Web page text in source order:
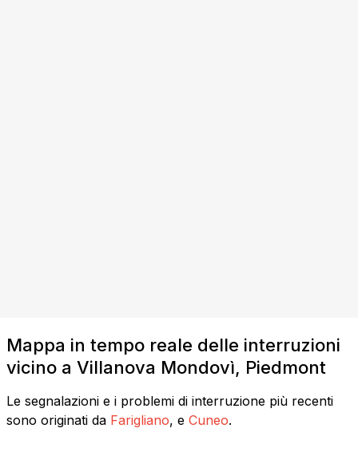
Mappa in tempo reale delle interruzioni
vicino a Villanova Mondovì, Piedmont
Le segnalazioni e i problemi di interruzione più recenti
sono originati da Farigliano, e Cuneo.